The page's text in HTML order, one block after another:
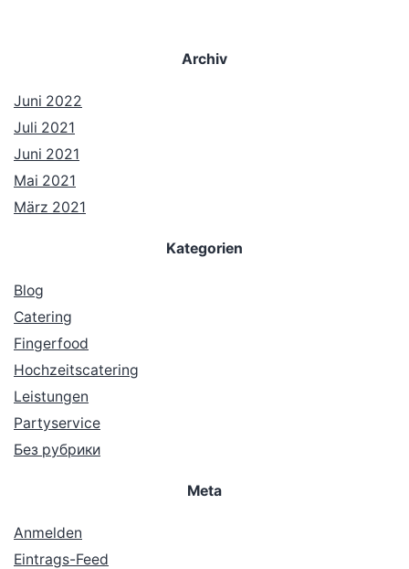
Archiv
Juni 2022
Juli 2021
Juni 2021
Mai 2021
März 2021
Kategorien
Blog
Catering
Fingerfood
Hochzeitscatering
Leistungen
Partyservice
Без рубрики
Meta
Anmelden
Eintrags-Feed